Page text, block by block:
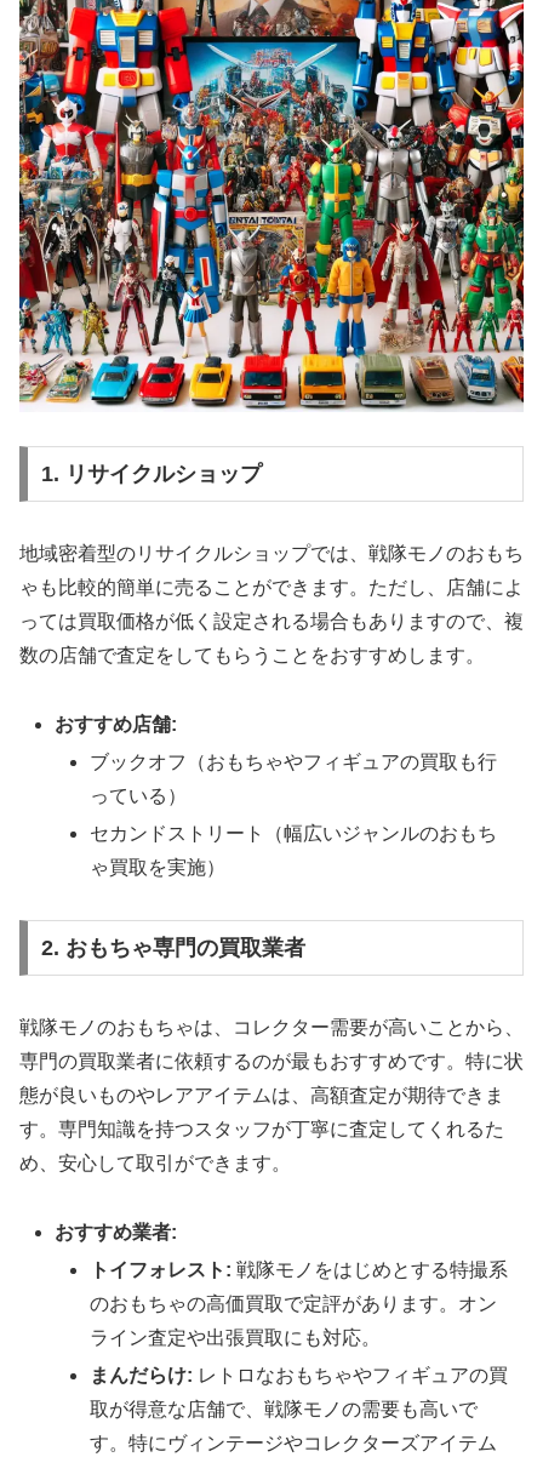
1. リサイクルショップ
地域密着型のリサイクルショップでは、戦隊モノのおもち
ゃも比較的簡単に売ることができます。ただし、店舗によ
っては買取価格が低く設定される場合もありますので、複
数の店舗で査定をしてもらうことをおすすめします。
おすすめ店舗:
ブックオフ（おもちゃやフィギュアの買取も行
っている）
セカンドストリート（幅広いジャンルのおもち
ゃ買取を実施）
2. おもちゃ専門の買取業者
戦隊モノのおもちゃは、コレクター需要が高いことから、
専門の買取業者に依頼するのが最もおすすめです。特に状
態が良いものやレアアイテムは、高額査定が期待できま
す。専門知識を持つスタッフが丁寧に査定してくれるた
め、安心して取引ができます。
おすすめ業者:
トイフォレスト: 戦隊モノをはじめとする特撮系
のおもちゃの高価買取で定評があります。オン
ライン査定や出張買取にも対応。
まんだらけ: レトロなおもちゃやフィギュアの買
取が得意な店舗で、戦隊モノの需要も高いで
す。特にヴィンテージやコレクターズアイテム